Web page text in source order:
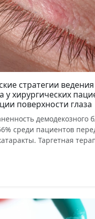
стратегии
у хирургических
поверхности глаза
демодекозного
среди пациентов
Таргетная